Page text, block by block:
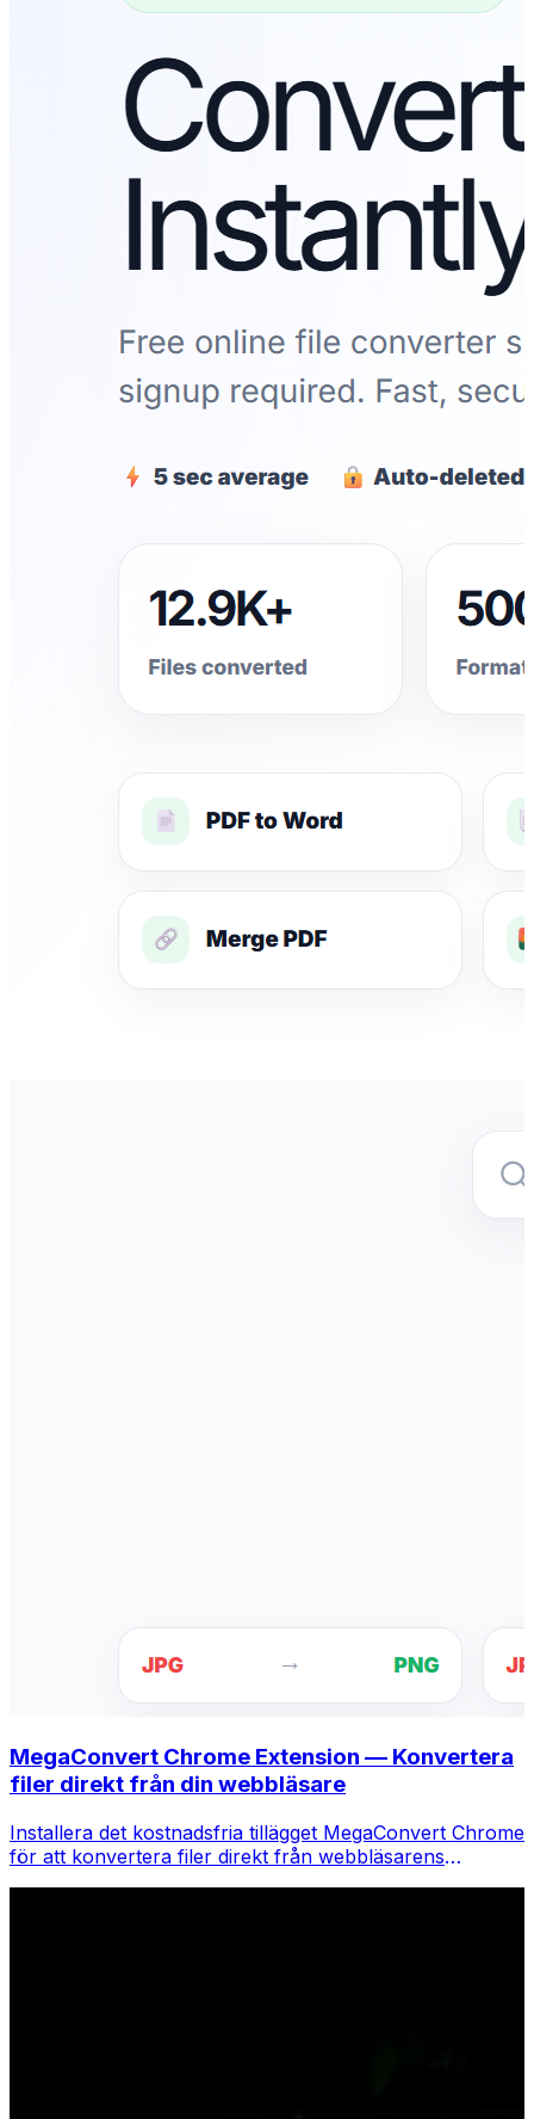
MegaConvert Chrome Extension — Konvertera
filer direkt från din webbläsare
Installera det kostnadsfria tillägget MegaConvert Chrome
för att konvertera filer direkt från webbläsarens